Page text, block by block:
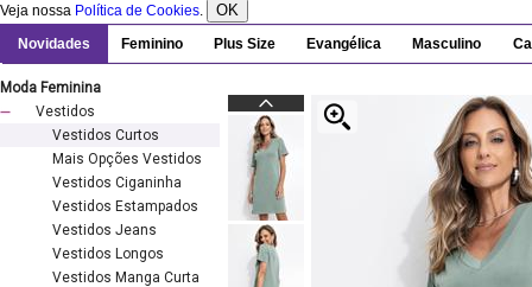
Veja nossa Política de Cookies. OK
Novidades Feminino Plus Size Evangélica Masculino
Moda Feminina
Vestidos
Vestidos Curtos
Mais Opções Vestidos
Vestidos Ciganinha
Vestidos Estampados
Vestidos Jeans
Vestidos Longos
Vestidos Manga Curta